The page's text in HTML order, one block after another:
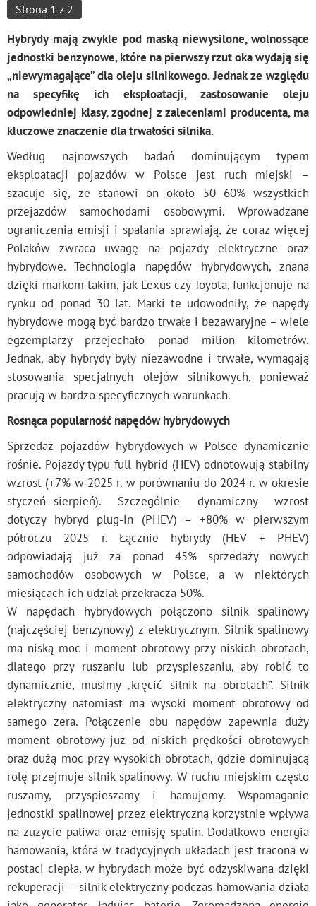
Strona 1 z 2
Hybrydy mają zwykle pod maską niewysilone, wolnossące
jednostki benzynowe, które na pierwszy rzut oka wydają się
„niewymagające” dla oleju silnikowego. Jednak ze względu
na specyfikę ich eksploatacji, zastosowanie oleju
odpowiedniej klasy, zgodnej z zaleceniami producenta, ma
kluczowe znaczenie dla trwałości silnika.
Według najnowszych badań dominującym typem
eksploatacji pojazdów w Polsce jest ruch miejski –
szacuje się, że stanowi on około 50–60% wszystkich
przejazdów samochodami osobowymi. Wprowadzane
ograniczenia emisji i spalania sprawiają, że coraz więcej
Polaków zwraca uwagę na pojazdy elektryczne oraz
hybrydowe. Technologia napędów hybrydowych, znana
dzięki markom takim, jak Lexus czy Toyota, funkcjonuje na
rynku od ponad 30 lat. Marki te udowodniły, że napędy
hybrydowe mogą być bardzo trwałe i bezawaryjne – wiele
egzemplarzy przejechało ponad milion kilometrów.
Jednak, aby hybrydy były niezawodne i trwałe, wymagają
stosowania specjalnych olejów silnikowych, ponieważ
pracują w bardzo specyficznych warunkach.
Rosnąca popularność napędów hybrydowych
Sprzedaż pojazdów hybrydowych w Polsce dynamicznie
rośnie. Pojazdy typu full hybrid (HEV) odnotowują stabilny
wzrost (+7% w 2025 r. w porównaniu do 2024 r. w okresie
styczeń–sierpień). Szczególnie dynamiczny wzrost
dotyczy hybryd plug-in (PHEV) – +80% w pierwszym
półroczu 2025 r. Łącznie hybrydy (HEV + PHEV)
odpowiadają już za ponad 45% sprzedaży nowych
samochodów osobowych w Polsce, a w niektórych
miesiącach ich udział przekracza 50%.
W napędach hybrydowych połączono silnik spalinowy
(najczęściej benzynowy) z elektrycznym. Silnik spalinowy
ma niską moc i moment obrotowy przy niskich obrotach,
dlatego przy ruszaniu lub przyspieszaniu, aby robić to
dynamicznie, musimy „kręcić silnik na obrotach”. Silnik
elektryczny natomiast ma wysoki moment obrotowy od
samego zera. Połączenie obu napędów zapewnia duży
moment obrotowy już od niskich prędkości obrotowych
oraz dużą moc przy wysokich obrotach, gdzie dominującą
rolę przejmuje silnik spalinowy. W ruchu miejskim często
ruszamy, przyspieszamy i hamujemy. Wspomaganie
jednostki spalinowej przez elektryczną korzystnie wpływa
na zużycie paliwa oraz emisję spalin. Dodatkowo energia
hamowania, która w tradycyjnych układach jest tracona w
postaci ciepła, w hybrydach może być odzyskiwana dzięki
rekuperacji – silnik elektryczny podczas hamowania działa